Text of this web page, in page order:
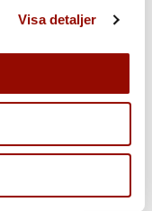
Visa detaljer